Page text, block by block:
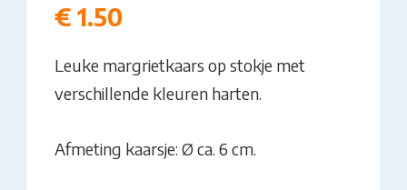
€ 1.50
Leuke margrietkaars op stokje met
verschillende kleuren harten.
Afmeting kaarsje: Ø ca. 6 cm.